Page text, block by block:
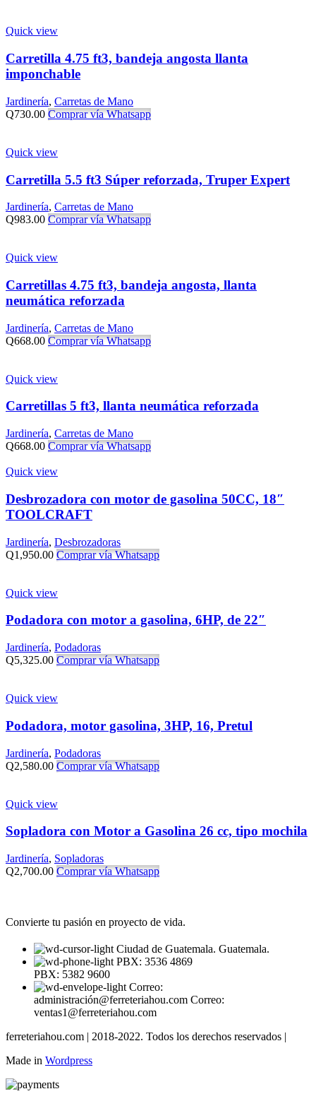
Quick view
Carretilla 4.75 ft3, bandeja angosta llanta
imponchable
Jardinería, Carretas de Mano
Q730.00 Comprar vía Whatsapp
Quick view
Carretilla 5.5 ft3 Súper reforzada, Truper Expert
Jardinería, Carretas de Mano
Q983.00 Comprar vía Whatsapp
Quick view
Carretillas 4.75 ft3, bandeja angosta, llanta
neumática reforzada
Jardinería, Carretas de Mano
Q668.00 Comprar vía Whatsapp
Quick view
Carretillas 5 ft3, llanta neumática reforzada
Jardinería, Carretas de Mano
Q668.00 Comprar vía Whatsapp
Quick view
Desbrozadora con motor de gasolina 50CC, 18″
TOOLCRAFT
Jardinería, Desbrozadoras
Q1,950.00 Comprar vía Whatsapp
Quick view
Podadora con motor a gasolina, 6HP, de 22″
Jardinería, Podadoras
Q5,325.00 Comprar vía Whatsapp
Quick view
Podadora, motor gasolina, 3HP, 16, Pretul
Jardinería, Podadoras
Q2,580.00 Comprar vía Whatsapp
Quick view
Sopladora con Motor a Gasolina 26 cc, tipo mochila
Jardinería, Sopladoras
Q2,700.00 Comprar vía Whatsapp
Convierte tu pasión en proyecto de vida.
Ciudad de Guatemala. Guatemala.
PBX: 3536 4869
PBX: 5382 9600
Correo:
administración@ferreteriahou.com Correo:
ventas1@ferreteriahou.com
ferreteriahou.com | 2018-2022. Todos los derechos reservados |
Made in Wordpress